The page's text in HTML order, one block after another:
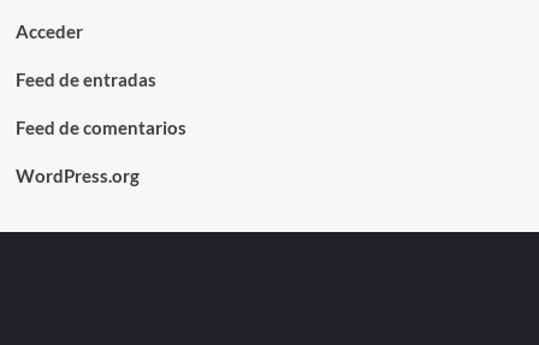
Acceder
Feed de entradas
Feed de comentarios
WordPress.org